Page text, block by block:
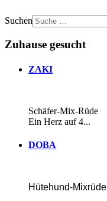
Suchen
Zuhause gesucht
ZAKI
Schäfer-Mix-Rüde
Ein Herz auf 4...
DOBA
Hütehund-Mixrüde